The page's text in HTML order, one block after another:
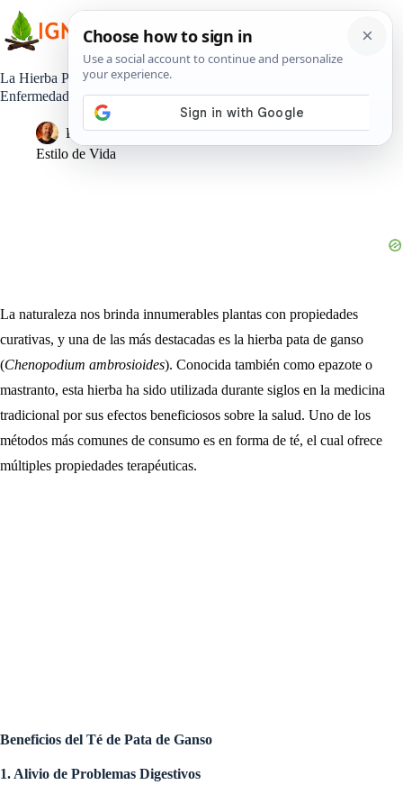
contenido
La Hierba Pata de Ganso: Un Té Natural para Tratar
Enfermedades
Pedro Lisperguer
6 febrero, 2025
Estilo de Vida
La naturaleza nos brinda innumerables plantas con propiedades
curativas, y una de las más destacadas es la hierba pata de ganso
(Chenopodium ambrosioides). Conocida también como epazote o
mastranto, esta hierba ha sido utilizada durante siglos en la medicina
tradicional por sus efectos beneficiosos sobre la salud. Uno de los
métodos más comunes de consumo es en forma de té, el cual ofrece
múltiples propiedades terapéuticas.
Beneficios del Té de Pata de Ganso
1. Alivio de Problemas Digestivos